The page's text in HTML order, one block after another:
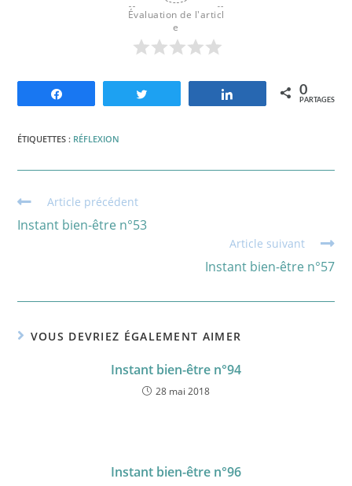
Évaluation de l'articl
e
Partagez 0
PARTAGES
ÉTIQUETTES : RÉFLEXION
Read
articles
Article précédent
Instant bien-être n°53
Article suivant
Instant bien-être n°57
VOUS DEVRIEZ ÉGALEMENT AIMER
Instant bien-être n°94
28 mai 2018
Instant bien-être n°96